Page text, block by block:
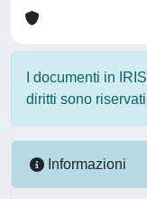
I documenti in
diritti sono
Informazioni